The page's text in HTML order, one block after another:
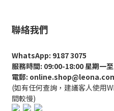
聯絡我們
WhatsApp: 9187 3075
服務時間: 09:00-18:00 星期一
電郵:
(如有任何查詢，建議客人使用
間較慢)